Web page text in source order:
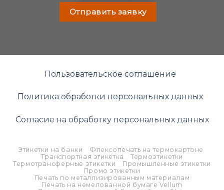
Отправить заявку
Пользовательское соглашение
Политика обработки персональных данных
Согласие на обработку персональных данных
Этикетки на банки
Флексопечать на термокартоне
Транспортная этикетка
Термоэтикетки
Термотрансферные этикетки
Промышленные этикетки
Промо этикетки
Печать по металлизированным материалам
Печать на немелованной бумаге Vellum